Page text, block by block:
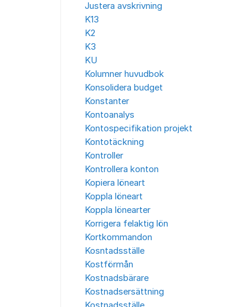
Justera avskrivning
K13
K2
K3
KU
Kolumner huvudbok
Konsolidera budget
Konstanter
Kontoanalys
Kontospecifikation projekt
Kontotäckning
Kontroller
Kontrollera konton
Kopiera löneart
Koppla löneart
Koppla lönearter
Korrigera felaktig lön
Kortkommandon
Kosntadsställe
Kostförmån
Kostnadsbärare
Kostnadsersättning